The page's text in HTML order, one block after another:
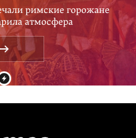
римские горожане
атмосфера